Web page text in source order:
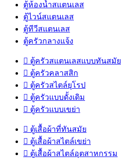
ตู้ห้องน้ำสแตนเลส
ตู้ไวน์สแตนเลส
ตู้ทีวีสแตนเลส
ตู้ครัวกลางแจ้ง
 ตู้ครัวสแตนเลสแบบทันสมัย
 ตู้ครัวคลาสสิก
 ตู้ครัวสไตล์ยุโรป
 ตู้ครัวแบบดั้งเดิม
 ตู้ครัวแบบเขย่า
 ตู้เสื้อผ้าที่ทันสมัย
 ตู้เสื้อผ้าสไตล์เขย่า
 ตู้เสื้อผ้าสไตล์อุตสาหกรรม